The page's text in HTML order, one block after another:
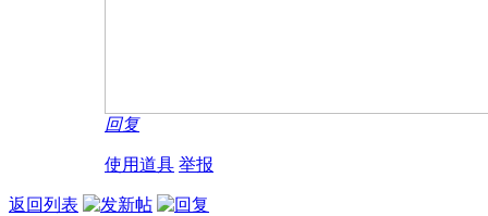
回复
使用道具 举报
返回列表